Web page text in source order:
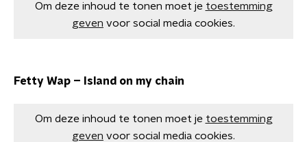
Om deze inhoud te tonen moet je toestemming
geven voor social media cookies.
Fetty Wap – Island on my chain
Om deze inhoud te tonen moet je toestemming
geven voor social media cookies.